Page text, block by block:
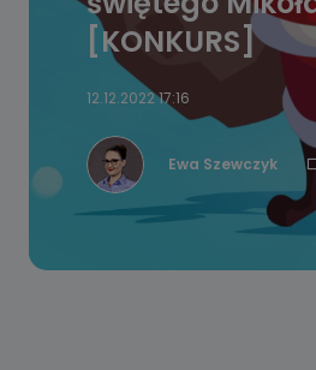
[KONKURS]
12.12.2022 17:16
Ewa Szewczyk